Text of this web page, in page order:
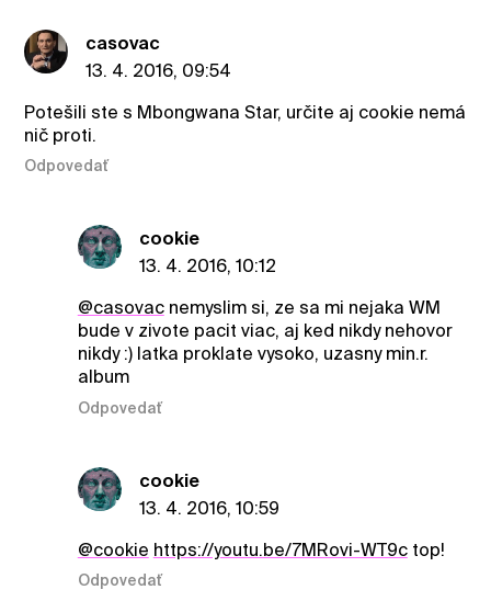
casovac
13. 4. 2016, 09:54
Potešili ste s Mbongwana Star, určite aj cookie nemá
nič proti.
Odpovedať
cookie
13. 4. 2016, 10:12
@casovacnemyslim si, ze sa mi nejaka WM
bude v zivote pacit viac, aj ked nikdy nehovor
nikdy :) latka proklate vysoko, uzasny min.r.
album
Odpovedať
cookie
13. 4. 2016, 10:59
@cookie https://youtu.be/7MRovi-WT9ctop!
Odpovedať